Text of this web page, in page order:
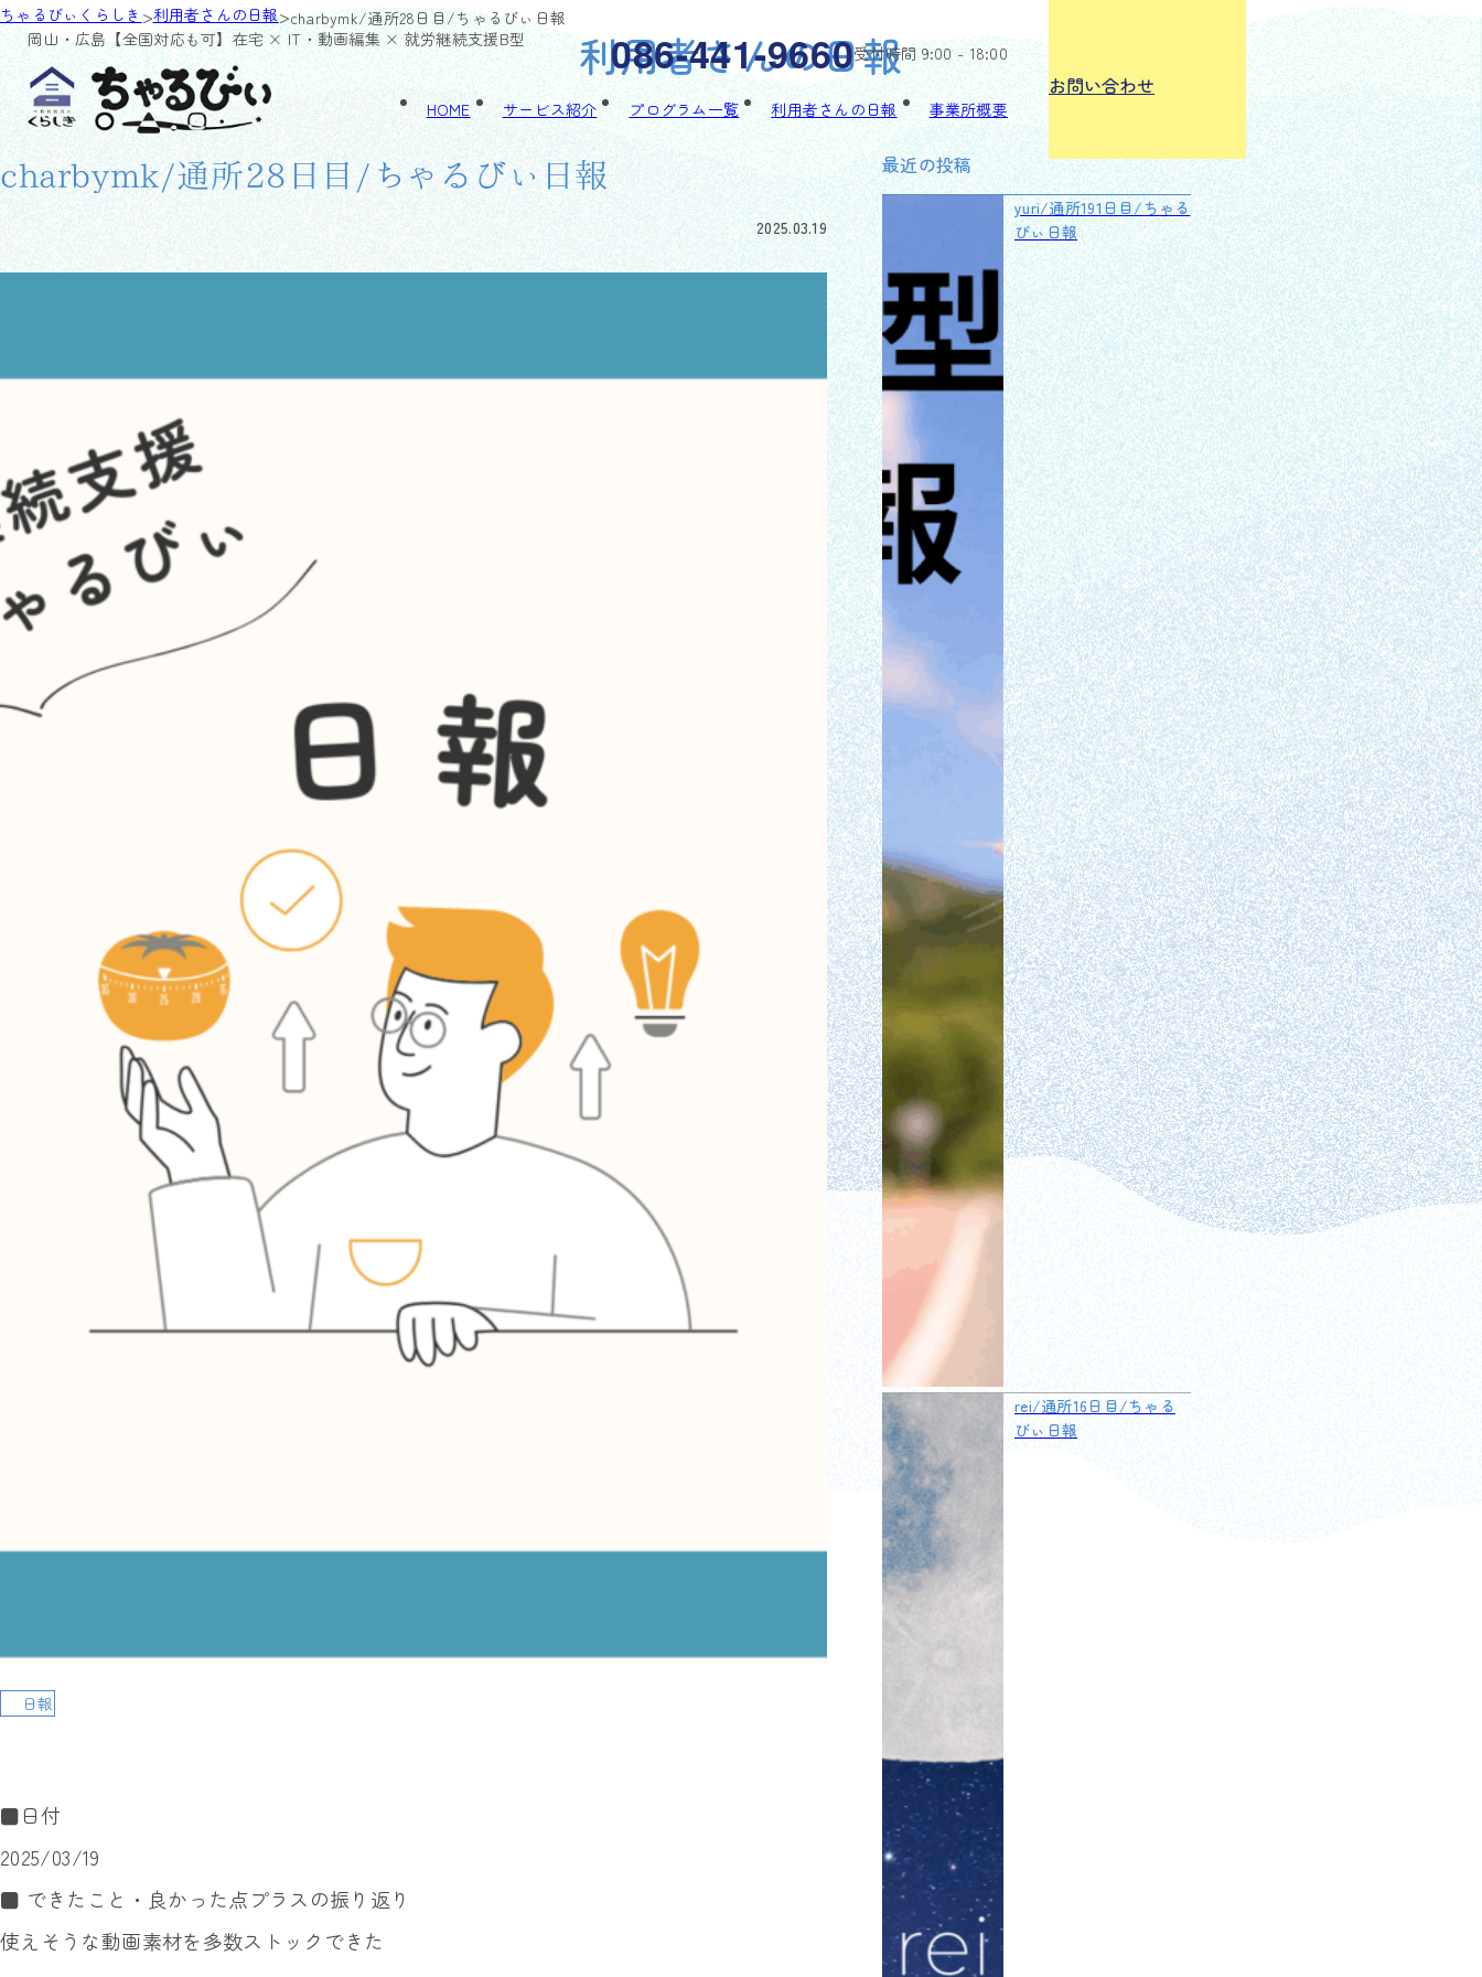
岡山・広島【全国対応も可】在宅 × IT・動画編集 × 就労継続支援B型 086-441-9660受付時間 9:00 - 18:00
HOME サービス紹介 プログラム一覧 利用者さんの日報 事業所概要
お問い合わせ
ちゃるびぃくらしき>利用者さんの日報>charbymk/通所28日目/ちゃるびぃ日報
利用者さんの日報
charbymk/通所28日目/ちゃるびぃ日報
2025.03.19
日報
■日付
2025/03/19
■ できたこと・良かった点プラスの振り返り
使えそうな動画素材を多数ストックできた
最近の投稿
yuri/通所191日目/ちゃる
びぃ日報
rei/通所16日目/ちゃる
びぃ日報